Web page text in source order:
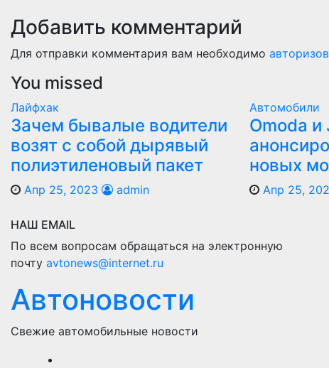
Добавить комментарий
Для отправки комментария вам необходимо
You missed
Лайфхак
Зачем бывалые водители
возят с собой дырявый
полиэтиленовый пакет
Апр 25, 2023 admin
Автомобили
Оmoda и
новых
Апр 25,
НАШ EMAIL
По всем вопросам обращаться на электронную
почту avtonews@internet.ru
Автоновости
Свежие автомобильные новости